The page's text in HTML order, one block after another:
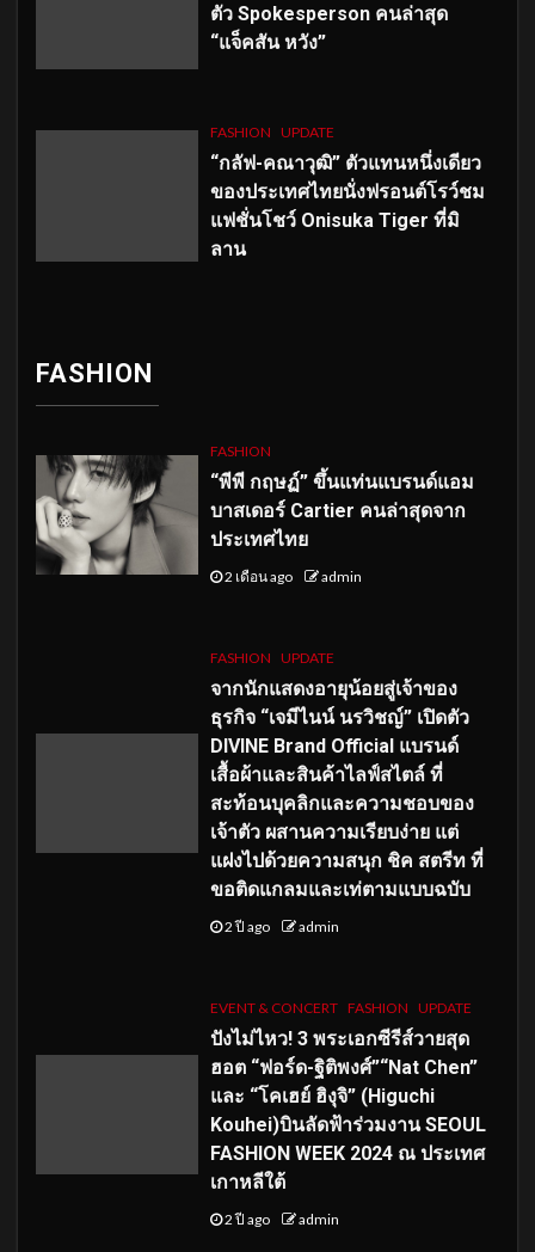
ตัว Spokesperson คนล่าสุด
“แจ็คสัน หวัง”
FASHION UPDATE
“กลัฟ-คณาวุฒิ” ตัวแทนหนึ่งเดียว
ของประเทศไทยนั่งฟรอนต์โรว์ชม
แฟชั่นโชว์ Onisuka Tiger ที่มิ
ลาน
FASHION
FASHION
“พีพี กฤษฏ์” ขึ้นแท่นแบรนด์แอม
บาสเดอร์ Cartier คนล่าสุดจาก
ประเทศไทย
2 เดือน ago admin
FASHION UPDATE
จากนักแสดงอายุน้อยสู่เจ้าของ
ธุรกิจ “เจมีไนน์ นรวิชญ์” เปิดตัว
DIVINE Brand Official แบรนด์
เสื้อผ้าและสินค้าไลฟ์สไตล์ ที่
สะท้อนบุคลิกและความชอบของ
เจ้าตัว ผสานความเรียบง่าย แต่
แฝงไปด้วยความสนุก ชิค สตรีท ที่
ขอติดแกลมและเท่ตามแบบฉบับ
2 ปี ago admin
EVENT & CONCERT FASHION UPDATE
ปังไม่ไหว! 3 พระเอกซีรีส์วายสุด
ฮอต “ฟอร์ด-ฐิติพงศ์”“Nat Chen”
และ “โคเฮย์ ฮิงุจิ” (Higuchi
Kouhei)บินลัดฟ้าร่วมงาน SEOUL
FASHION WEEK 2024 ณ ประเทศ
เกาหลีใต้
2 ปี ago admin